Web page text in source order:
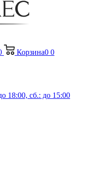
Корзина0 0
18:00, сб.: до 15:00